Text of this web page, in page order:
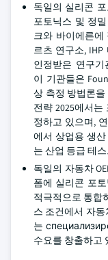
독일의 실리콘
포토닉스 및 정
크와 바이에른에
르츠 연구소,
인정받은 연구
이 기관들은
상 측정 방법론
전략 2025에서
정하고 있으며,
에서 상업용 생
는 산업 등급 테
독일의 자동차
폼에 실리콘 포토
적극적으로 통합
스 조건에서 자
는
수요를 창출하고